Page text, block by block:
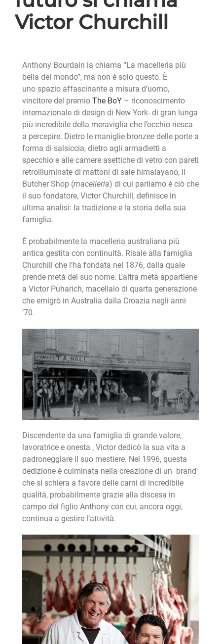
Victor Churchill
Anthony Bourdain la chiama “La macelleria più
bella del mondo”, ma non è solo questo. È
uno spazio affascinante a misura d’uomo,
vincitore del premio The BoY– riconoscimento
internazionale di design di New York- di gran lunga
più incredibile della meraviglia che l’occhio riesca
a percepire. Dietro le maniglie bronzee delle porte a
forma di salsiccia, dietro agli armadietti a
specchio e alle camere asettiche di vetro con pareti
retroilluminate di mattoni di sale himalayano, il
Butcher Shop (macelleria) di cui parliamo è ciò che
il suo fondatore, Victor Churchill, definisce in
ultima analisi: la tradizione e la storia della sua
famiglia.
È probabilmente la macelleria australiana più
antica gestita con continuità. Risale alla famiglia
Churchill che l’ha fondata nel 1876, dalla quale
prende metà del suo nome. L’altra metà appartiene
a Victor Puharich, macellaio di quarta generazione
che emigrò in Australia dalla Croazia negli anni
’70.
Discendente da una famiglia di grande valore,
lavoratrice e onesta , Victor dedicò la sua vita a
padroneggiare il suo mestiere. Nel 1996, questa
dedizione è culminata nella creazione di un brand
che si schiera a favore delle carni di incredibile
qualità, probabilmente grazie alla discesa in
campo del figlio Anthony con cui, ancora oggi,
continua a gestire l’attività.